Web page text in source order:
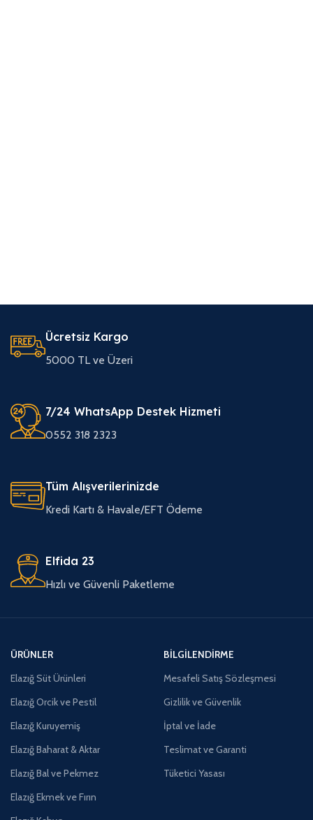
Ücretsiz Kargo
5000 TL ve Üzeri
7/24 WhatsApp Destek Hizmeti
0552 318 2323
Tüm Alışverilerinizde
Kredi Kartı & Havale/EFT Ödeme
Elfida 23
Hızlı ve Güvenli Paketleme
ÜRÜNLER
Elazığ Süt Ürünleri
Elazığ Orcik ve Pestil
Elazığ Kuruyemiş
Elazığ Baharat & Aktar
Elazığ Bal ve Pekmez
Elazığ Ekmek ve Fırın
BILGILENDIRME
Mesafeli Satış Sözleşmesi
Gizlilik ve Güvenlik
İptal ve İade
Teslimat ve Garanti
Tüketici Yasası